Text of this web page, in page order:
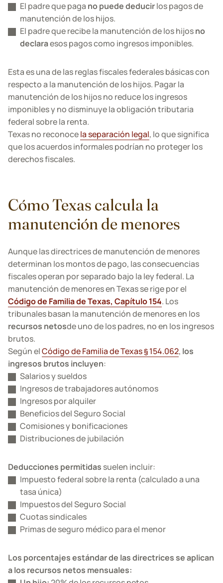
El padre que paga no puede deducirlos pagos de
manutención de los hijos.
El padre que recibe la manutención de los hijosno
declaraesos pagos como ingresos imponibles.
Esta es una de las reglas fiscales federales básicas con
respecto a la manutención de los hijos. Pagar la
manutención de los hijos no reduce los ingresos
imponibles y no disminuye la obligación tributaria
federal sobre la renta.
Texas no reconocela separación legal, lo que significa
que los acuerdos informales podrían no proteger los
derechos fiscales.
Cómo Texas calcula la
manutención de menores
Aunque las directrices de manutención de menores
determinan los montos de pago, las consecuencias
fiscales operan por separado bajo la ley federal. La
manutención de menores en Texas se rige por el
Código de Familia de Texas, Capítulo 154. Los
tribunales basan la manutención de menores en los
recursos netosde uno de los padres, no en los ingresos
brutos.
Según elCódigo de Familia de Texas § 154.062, los
ingresos brutos incluyen:
Salarios y sueldos
Ingresos de trabajadores autónomos
Ingresos por alquiler
Beneficios del Seguro Social
Comisiones y bonificaciones
Distribuciones de jubilación
Deducciones permitidas suelen incluir:
Impuesto federal sobre la renta (calculado a una
tasa única)
Impuestos del Seguro Social
Cuotas sindicales
Primas de seguro médico para el menor
Los porcentajes estándar de las directrices se aplican
a los recursos netos mensuales: